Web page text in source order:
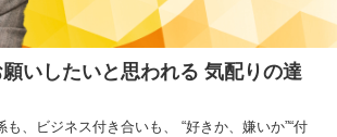
いしたいと思われる 気配りの達
、ビジネス付き合いも、 “好きか、嫌いか”“付